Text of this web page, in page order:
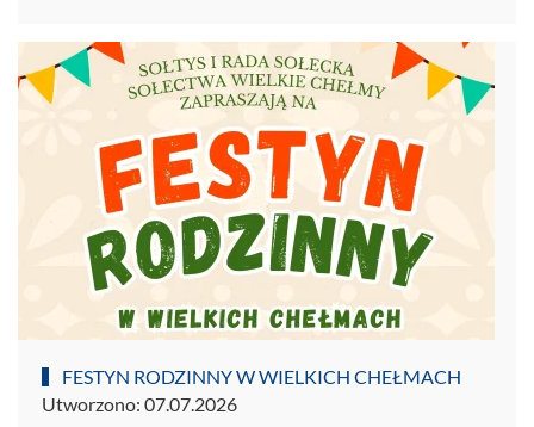
FESTYN RODZINNY W WIELKICH CHEŁMACH
Utworzono: 07.07.2026